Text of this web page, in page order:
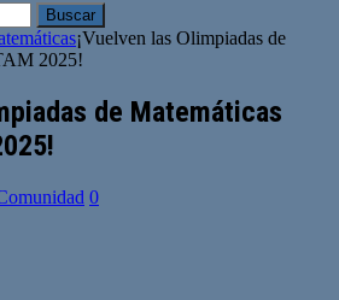
¡Vuelven las Olimpiadas de
2025!
de Matemáticas
0